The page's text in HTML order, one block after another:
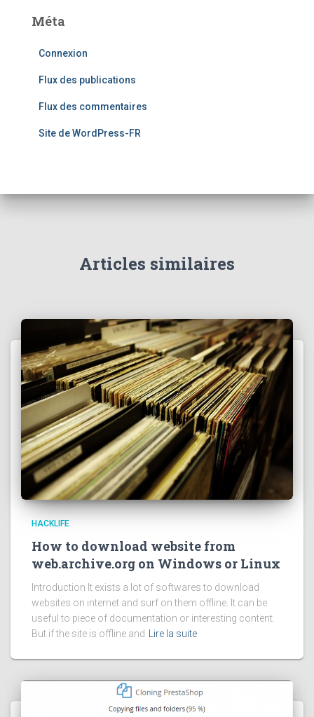
Méta
Connexion
Flux des publications
Flux des commentaires
Site de WordPress-FR
Articles similaires
HACKLIFE
How to download website from
web.archive.org on Windows or Linux
Introduction It exists a lot of softwares to download
websites on internet and surf on them offline. It can be
useful to piece of documentation or interesting content.
But if the site is offline and
Lire la suite